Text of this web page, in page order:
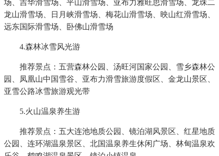
场、吉华滑雪场、平山滑雪场、亚布力雅旺思滑雪场、龙珠二
龙山滑雪场、日月峡滑雪场、梅花山滑雪场、映山红滑雪场、
远东国际滑雪场、卧佛山滑雪场
4.森林冰雪风光游
推荐景点：五营森林公园、汤旺河国家公园、雪乡森林公
园、凤凰山中国雪谷、亚布力滑雪旅游度假区、金龙山景区、
亚雪公路冰雪旅游观光带
5.火山温泉养生游
推荐景点：五大连池地质公园、镜泊湖风景区、红星地质
公园、连环湖温泉景区、北国温泉养生休闲广场、林甸温泉欢